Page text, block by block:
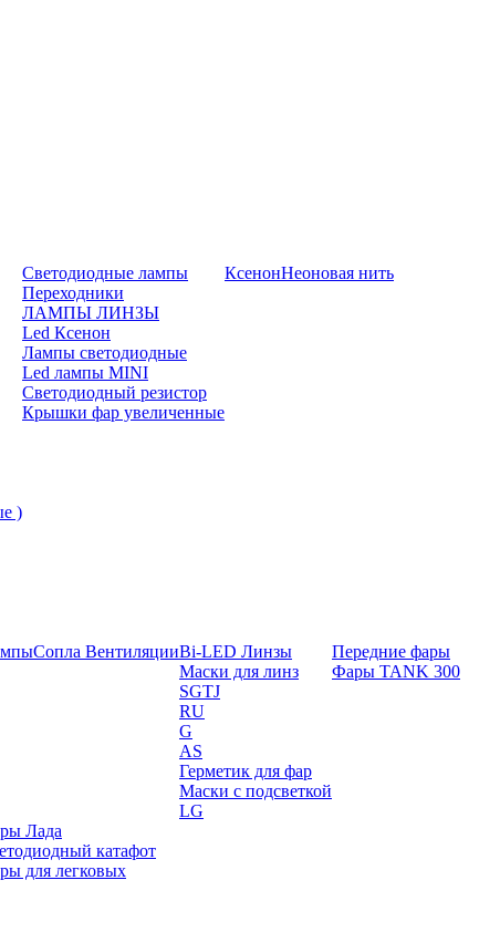
)
Светодиодные лампы
Переходники
ЛАМПЫ ЛИНЗЫ
Led Ксенон
Лампы светодиодные
Led лампы MINI
Светодиодный резистор
Крышки фар увеличенные
КсенонНеоновая нить
Сопла ВентиляцииBi-LED Линзы
Маски для линз
SGTJ
RU
G
AS
Герметик для фар
Маски с подсветкой
LG
Передние фары
Фары TANK 300
Лада
катафот
для легковых